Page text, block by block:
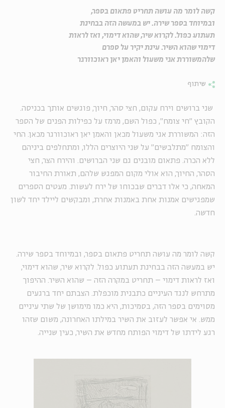
קשה לומר מה עושה תחריט פתאום בספר,
ובמיוחד בספר שירה. יש במעשה הזה בבחינת
תעתוע כפול. לקרוא שיר, שהוא דימוי, ואז לראות
דימוי שהוא השיר. עינת יקיר על ספרם
שלהמשוררת אגי משעול והאמן יאן ראוכוורגר
שיתוף
שני ברושים וירח עקום, חצי סהר, חיוך, פוגשים אותך בכניסה.
הקובץ "חי צומח", כפול השם, מרמז על כפילות הפנים של הספר
הזה: המשוררת אגי משעול מכאן והאמן יאן ראוכוורגר מכאן. החי
והצומח "מתלבשים" על שני היוצרים הללו, ומתחלפים ביניהם
ללא הכרה. פתאום מובנים גם שני הברושים. והירח הצר, חצי
הסהר, החיוך, הוא אולי מקום המפגש שלהם, תאורת החיבור
המאחה, כי אלו דברים שבכוחו של ירח לעשות. מעטים הספרים
שמפגישים אמנות אחת באמנות אחרת, ומבקשים ליילד יחד לשון
חדשה.
קשה לומר מה עושה תחריט פתאום בספר, ובמיוחד בספר שירה.
יש במעשה הזה בבחינת תעתוע כפול. לקרוא שיר, שהוא דימוי,
ואז לראות דימוי – תחריט במקרה הזה – שהוא השיר. ההיפוך
מתרחש לנגד העיניים כתבנית מוכפלת. הצבתם יחד ברגעים
מסוימים בספר הזה, בסמיכות, היא כמו מימושן של שתי עיניים
ממש. אי אפשר לעזוב את השיר במילתו האחרונה, משום שזהו
רגע לידתו של דימוי הפותח מחדש את השיר, כעין שנייה.